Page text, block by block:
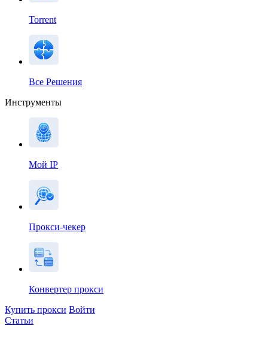
Torrent
Все Решения
Инструменты
Мой IP
Прокси-чекер
Конвертер прокси
Купить прокси Войти
Статьи